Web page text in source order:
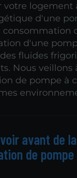
logement
d'une
d'une
fluides
Nous veillons
de pompe à
avant de
de pompe